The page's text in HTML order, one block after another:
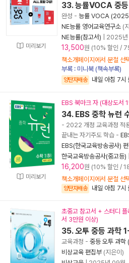
미리보기
33. 능률VOCA 중
완성 - 능률 VOCA (2025
NE능률 영어교육연구소 (
NE능률(참고서)
2025년
13,500원 (10% 할인 /
책소개페이지에서 분철 선
부록 : 미니북 (책속부록)
양탄자배송 내일 아침 7시
미리보기
EBS 북마크 자 (대상도서
34. EBS 중학 뉴런
- 2022 개정 교육과정 적
끝내는 자기주도 학습 -
EBS(한국교육방송공사)
한국교육방송공사(중고등)
16,200원 (10% 할인 /
책소개페이지에서 분철 선
양탄자배송 내일 아침 7시
초중고 참고서 + 스터디 플
서 3만원 이상)
35. 오투 중등 과학
교육과정 - 중등 오투 과
비상교육 편집부 (지은이)